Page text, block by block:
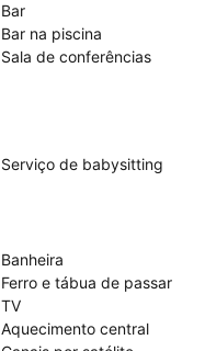
Bar
Bar na piscina
Sala de conferências
Serviço de babysitting
Banheira
Ferro e tábua de passar
TV
Aquecimento central